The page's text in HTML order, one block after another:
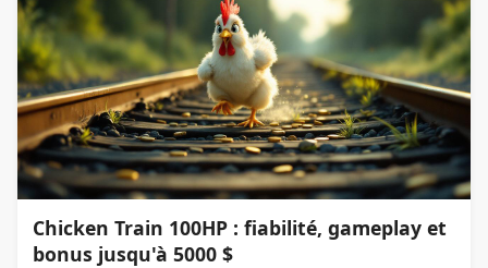
Chicken Train 100HP : fiabilité, gameplay et
bonus jusqu'à 5000 $